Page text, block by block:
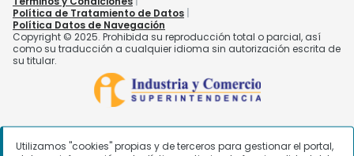
Utilizamos "cookies" propias y de terceros para gestionar el portal,